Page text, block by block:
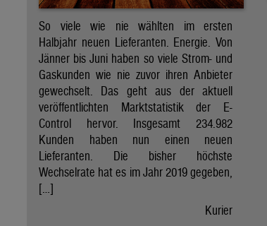
So viele wie nie wählten im ersten
Halbjahr neuen Lieferanten. Energie. Von
Jänner bis Juni haben so viele Strom- und
Gaskunden wie nie zuvor ihren Anbieter
gewechselt. Das geht aus der aktuell
veröffentlichten Marktstatistik der E-
Control hervor. Insgesamt 234.982
Kunden haben nun einen neuen
Lieferanten. Die bisher höchste
Wechselrate hat es im Jahr 2019 gegeben,
[…]
Kurier